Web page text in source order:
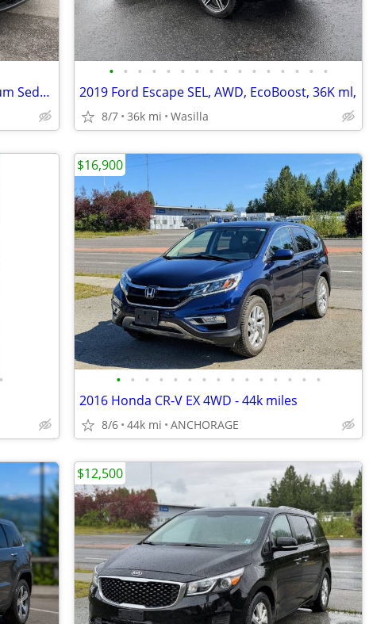
2018 Subaru Legacy 2.5i Sport Premium Sedan AWD
• • • • • • • • • • • • • • • •
2019 Ford Escape SEL, AWD, EcoBoost, 36K ml,
8/7 36k mi Wasilla
• • • • • • • • • • • • • • • •
2016 Honda CR-V EX 4WD - 44k miles
8/6 44k mi ANCHORAGE
$16,900
$12,500